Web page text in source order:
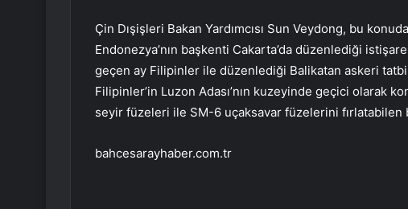
Çin Dışişleri Bakan Yardımcısı Sun Veydong, bu
Endonezya’nın başkenti Cakarta’da düzenlediği
geçen ay Filipinler ile düzenlediği Balikatan askeri
Filipinler’in Luzon Adası’nın kuzeyinde geçici olarak
seyir füzeleri ile SM-6 uçaksavar füzelerini
bahcesarayhaber.com.tr